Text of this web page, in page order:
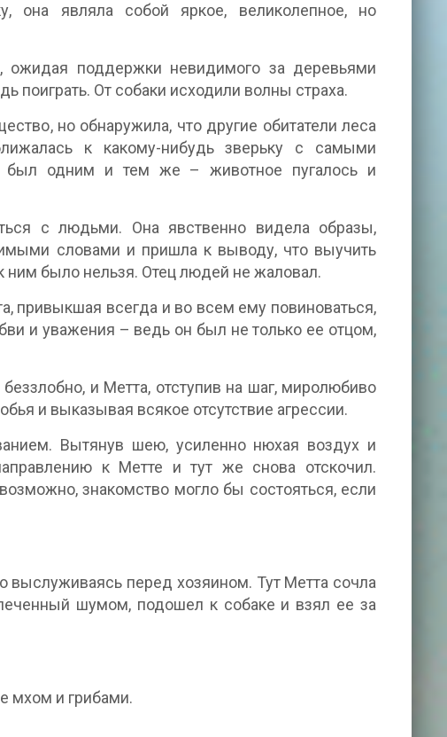
она являла собой яркое, великолепное, но
ожидая поддержки невидимого за деревьями
поиграть. От собаки исходили волны страха.
но обнаружила, что другие обитатели леса
к какому-нибудь зверьку с самыми
был одним и тем же – животное пугалось и
с людьми. Она явственно видела образы,
словами и пришла к выводу, что выучить
ним было нельзя. Отец людей не жаловал.
привыкшая всегда и во всем ему повиноваться,
и уважения – ведь он был не только ее отцом,
и Метта, отступив на шаг, миролюбиво
и выказывая всякое отсутствие агрессии.
Вытянув шею, усиленно нюхая воздух и
к Метте и тут же снова отскочил.
знакомство могло бы состояться, если
перед хозяином. Тут Метта сочла
шумом, подошел к собаке и взял ее за
мхом и грибами.